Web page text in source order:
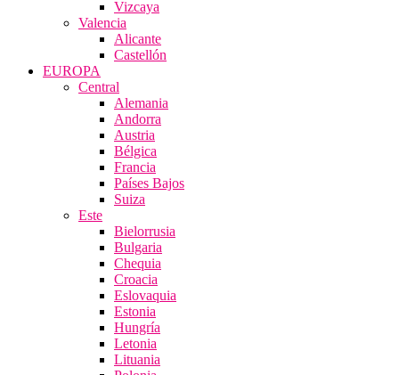
Vizcaya
Valencia
Alicante
Castellón
EUROPA
Central
Alemania
Andorra
Austria
Bélgica
Francia
Países Bajos
Suiza
Este
Bielorrusia
Bulgaria
Chequia
Croacia
Eslovaquia
Estonia
Hungría
Letonia
Lituania